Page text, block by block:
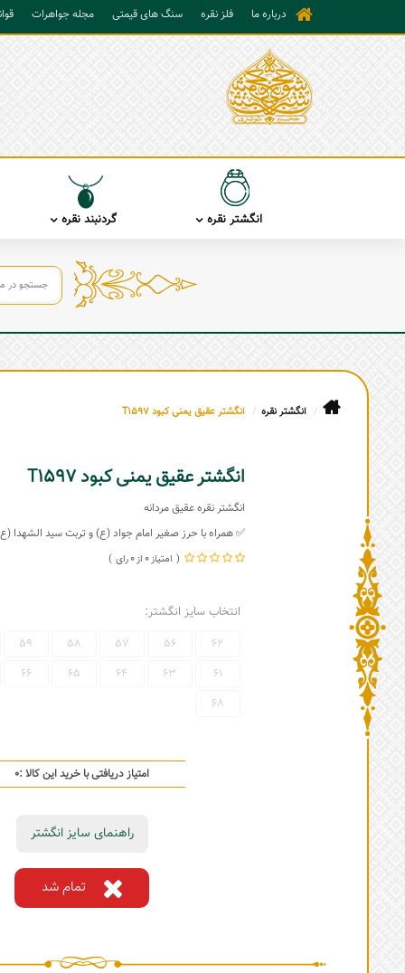
درباره ما فلز نقره سنگ های قیمتی مجله جواهرات
انگشتر نقره گردنبند نقره
انگشتر نقره انگشتر عقیق یمنی کبود T1597
انگشتر عقیق یمنی کبود T1597
انگشتر نقره عقیق مردانه
✅ همراه با حرز صغیر امام جواد (ع) و تربت سید الشهدا
0
0
انتخاب سایز انگشتر:
62
56
57
58
59
61
63
64
65
66
68
امتیاز دریافتی با خرید این کالا :0
راهنمای سایز انگشتر
تمام شد